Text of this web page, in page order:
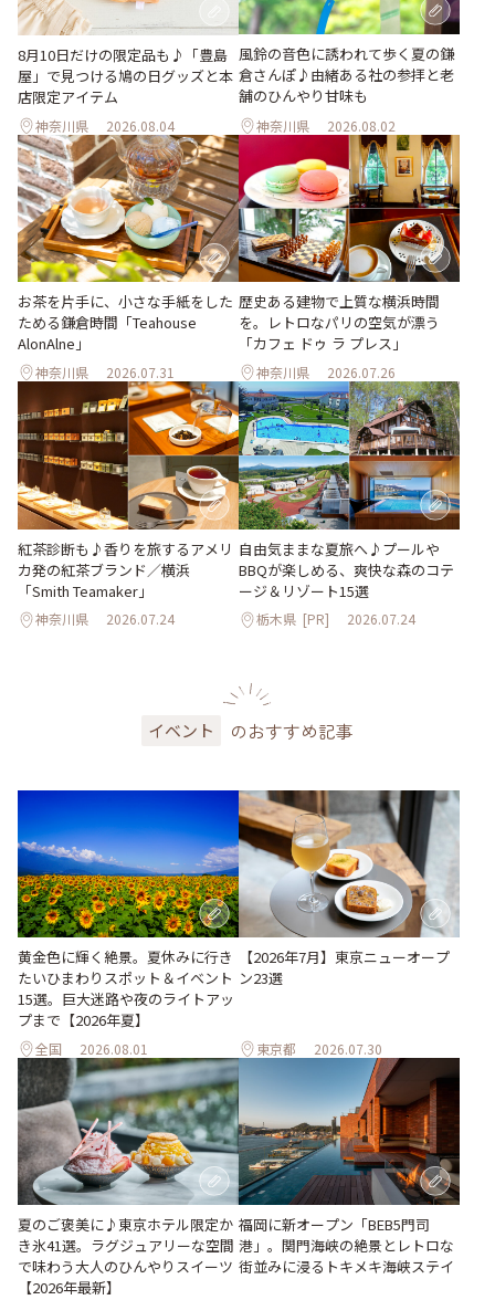
8月10日だけの限定品も♪「豊島
屋」で見つける鳩の日グッズと本
店限定アイテム
神奈川県 2026.08.04
風鈴の音色に誘われて歩く夏の鎌
倉さんぽ♪由緒ある社の参拝と老
舗のひんやり甘味も
神奈川県 2026.08.02
お茶を片手に、小さな手紙をした
ためる鎌倉時間「Teahouse
AlonAlne」
神奈川県 2026.07.31
歴史ある建物で上質な横浜時間
を。レトロなパリの空気が漂う
「カフェ ドゥ ラ プレス」
神奈川県 2026.07.26
紅茶診断も♪香りを旅するアメリ
カ発の紅茶ブランド／横浜
「Smith Teamaker」
神奈川県 2026.07.24
自由気ままな夏旅へ♪プールや
BBQが楽しめる、爽快な森のコテ
ージ＆リゾート15選
栃木県 [PR] 2026.07.24
イベント のおすすめ記事
黄金色に輝く絶景。夏休みに行き
たいひまわりスポット＆イベント
15選。巨大迷路や夜のライトアッ
プまで【2026年夏】
全国 2026.08.01
【2026年7月】東京ニューオープ
ン23選
東京都 2026.07.30
夏のご褒美に♪東京ホテル限定か
き氷41選。ラグジュアリーな空間
で味わう大人のひんやりスイーツ
【2026年最新】
福岡に新オープン「BEB5門司
港」。関門海峡の絶景とレトロな
街並みに浸るトキメキ海峡ステイ